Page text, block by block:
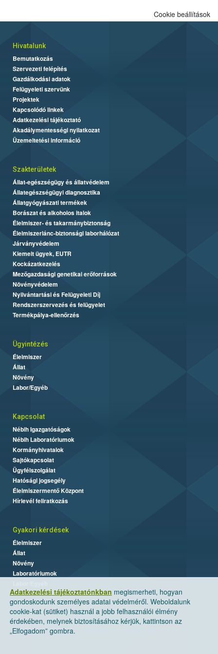
Adatkezelési tájékoztatónkban megismerheti, hogyan
gondoskodunk személyes adatai védelméről. Weboldalunk
cookie-kat (sütiket) használ a jobb felhasználói élmény
érdekében, melynek biztosításához kérjük, kattintson az
„Elfogadom” gombra.
Cookie beállítások
Hivatalunk
Bemutatkozás
Szervezeti felépítés
Gazdálkodási adatok
Felügyeleti szervünk
Projektek
Kapcsolódó linkek
Adatkezelési tájékoztató
Akadálymentességi nyilatkozat
Üzemeltetési információ
Szakterületek
Állat-egészségügy és állatvédelem
Állategészségügyi diagnosztika
Állatgyógyászati termékek
Borászat és alkoholos italok
Élelmiszer- és takarmánybiztonság
Élelmiszerlánc-biztonsági laborhálózat
Járványvédelem
Kiemelt ügyek, EUTR
Kockázatkezelés
Mezőgazdasági genetikai erőforrások
Növényvédelem
Nyilvántartási és Felügyeleti Díj
Rendszerszervezés és felügyelet
Termékpálya-ellenőrzés
Ügyintézés
Élelmiszer
Állat
Növény
Labor/Egyéb
Kapcsolat
Nébih Igazgatóságok
Nébih Laboratóriumok
Kormányhivatalok
Sajtókapcsolat
Ügyfélszolgálat
Hatósági jogsegély
Élelmiszermentő Központ
Hírlevél feliratkozás
Gyakori kérdések
Élelmiszer
Állat
Növény
Laboratóriumok